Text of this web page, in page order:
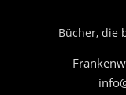
Bücher, die